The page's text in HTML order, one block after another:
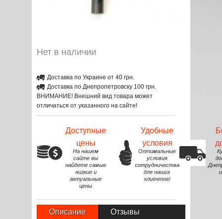
Нет в наличии
Доставка по Украине от 40 грн.
Доставка по Днепропетровску 100 грн.
ВНИМАНИЕ! Внешний вид товара может
отличаться от указанного на сайте!
Доступные
цены
На нашем
сайте вы
найдете самые
низкие и
актуальные
цены
Удобные
условия
Оптимальные
условия
сотрудничества
для наших
клиентов!
Описание Отзывы